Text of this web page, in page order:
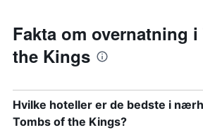
Fakta om overnatning
the Kings
Hvilke hoteller er de bedste i
Tombs of the Kings?